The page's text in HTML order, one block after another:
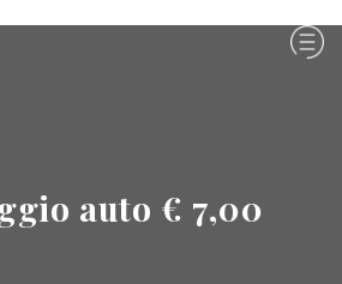
auto € 7,00